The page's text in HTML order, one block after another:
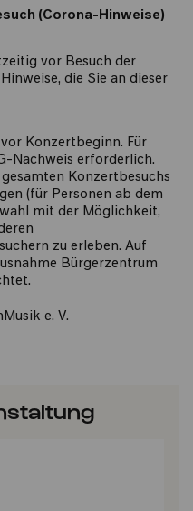
(Corona-Hinweise)
vor Besuch der
die Sie an dieser
Konzertbeginn. Für
Nachweis erforderlich.
Konzertbesuchs
(für Personen ab dem
mit der Möglichkeit,
zu erleben. Auf
Bürgerzentrum
e. V.